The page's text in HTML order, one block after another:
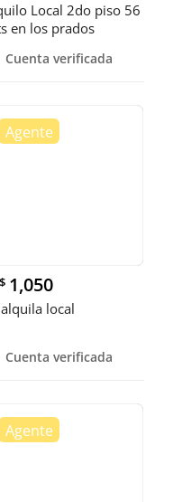
Local 2do piso 56
en los prados
Cuenta verificada
1,050
local
Cuenta verificada